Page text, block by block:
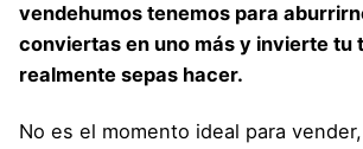
vendehumos tenemos para
conviertas en uno más y invierte tu
realmente sepas hacer.
No es el momento ideal para